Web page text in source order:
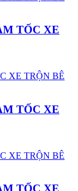
TỐC XE
TỐC XE
TỐC XE